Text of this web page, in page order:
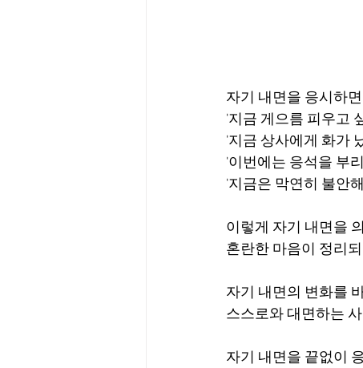
자기 내면을 응시하
'지금 게으름 피우고
'지금 상사에게 화가
'이번에는 응석을 부
'지금은 막연히 불안
이렇게 자기 내면을
혼란한 마음이 정리
자기 내면의 변화를
스스로와 대면하는
자기 내면을 끝없이